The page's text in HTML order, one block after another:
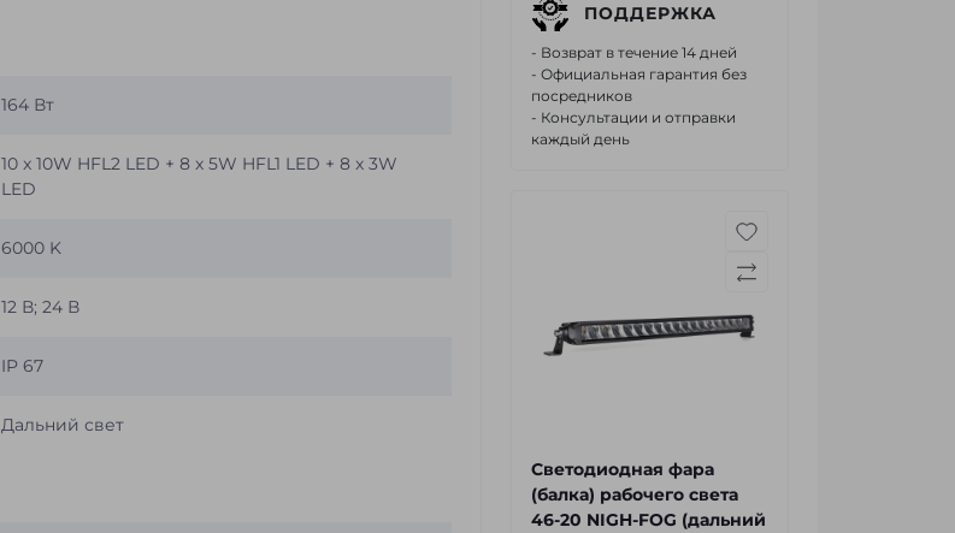
164 Вт
10 x 10W HFL2 LED + 8 x 5W HFL1 LED + 8 x 3W
LED
6000 K
12 В; 24 В
IP 67
Дальний свет
ПОДДЕРЖКА
- Возврат в течение 14 дней
- Официальная гарантия без
посредников
- Консультации и отправки
каждый день
Светодиодная фара
(балка) рабочего света
46-20 NIGH-FOG (дальний